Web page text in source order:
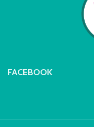
FACEBOOK